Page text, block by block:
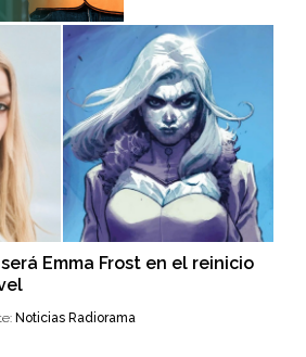
Emma Frost en el reinicio
Noticias Radiorama